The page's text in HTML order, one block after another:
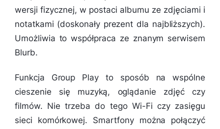
wersji fizycznej, w postaci albumu ze zdjęciami i
notatkami (doskonały prezent dla najbliższych).
Umożliwia to współpraca ze znanym serwisem
Blurb.
Funkcja Group Play to sposób na wspólne
cieszenie się muzyką, oglądanie zdjęć czy
filmów. Nie trzeba do tego Wi-Fi czy zasięgu
sieci komórkowej. Smartfony można połączyć